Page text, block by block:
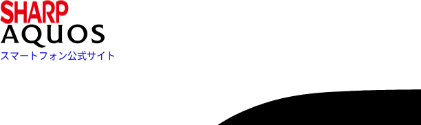
スマートフォン公式サイト